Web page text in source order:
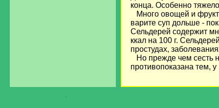
конца. Особенно
Много овощей и
варите суп дольше -
Сельдерей содержит
ккал на 100 г.
простудах,
Но прежде чем сесть
противопоказана тем,